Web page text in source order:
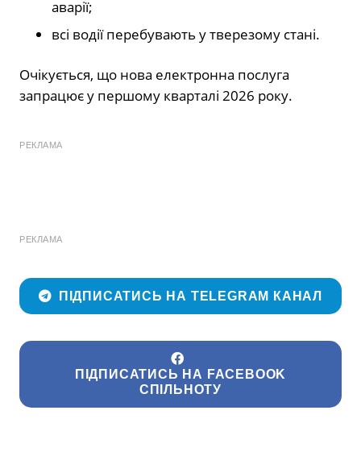
аварії;
всі водії перебувають у тверезому стані.
Очікується, що нова електронна послуга
запрацює у першому кварталі 2026 року.
РЕКЛАМА
РЕКЛАМА
ПІДПИСАТИСЬ НА TELEGRAM КАНАЛ
ПІДПИСАТИСЬ НА FACEBOOK
СПІЛЬНОТУ